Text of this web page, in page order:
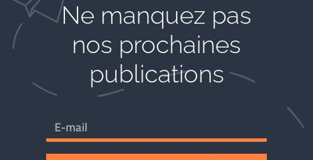
Ne manquez pas
nos prochaines
publications